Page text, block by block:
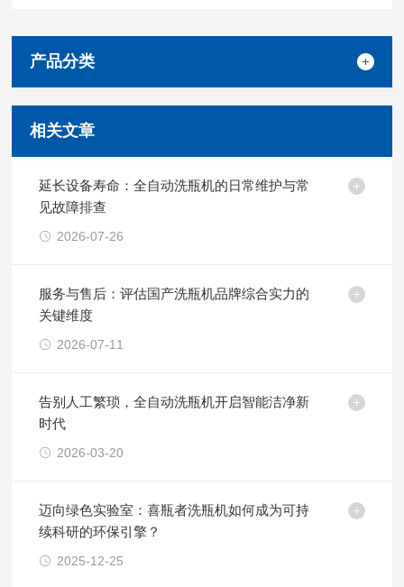
产品分类
相关文章
延长设备寿命：全自动洗瓶机的日常维护与常
见故障排查
2026-07-26
服务与售后：评估国产洗瓶机品牌综合实力的
关键维度
2026-07-11
告别人工繁琐，全自动洗瓶机开启智能洁净新
时代
2026-03-20
迈向绿色实验室：喜瓶者洗瓶机如何成为可持
续科研的环保引擎？
2025-12-25